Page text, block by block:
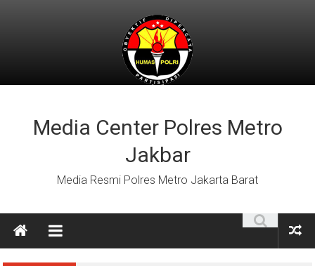
Media Center Polres Metro
Jakbar
Media Resmi Polres Metro Jakarta Barat